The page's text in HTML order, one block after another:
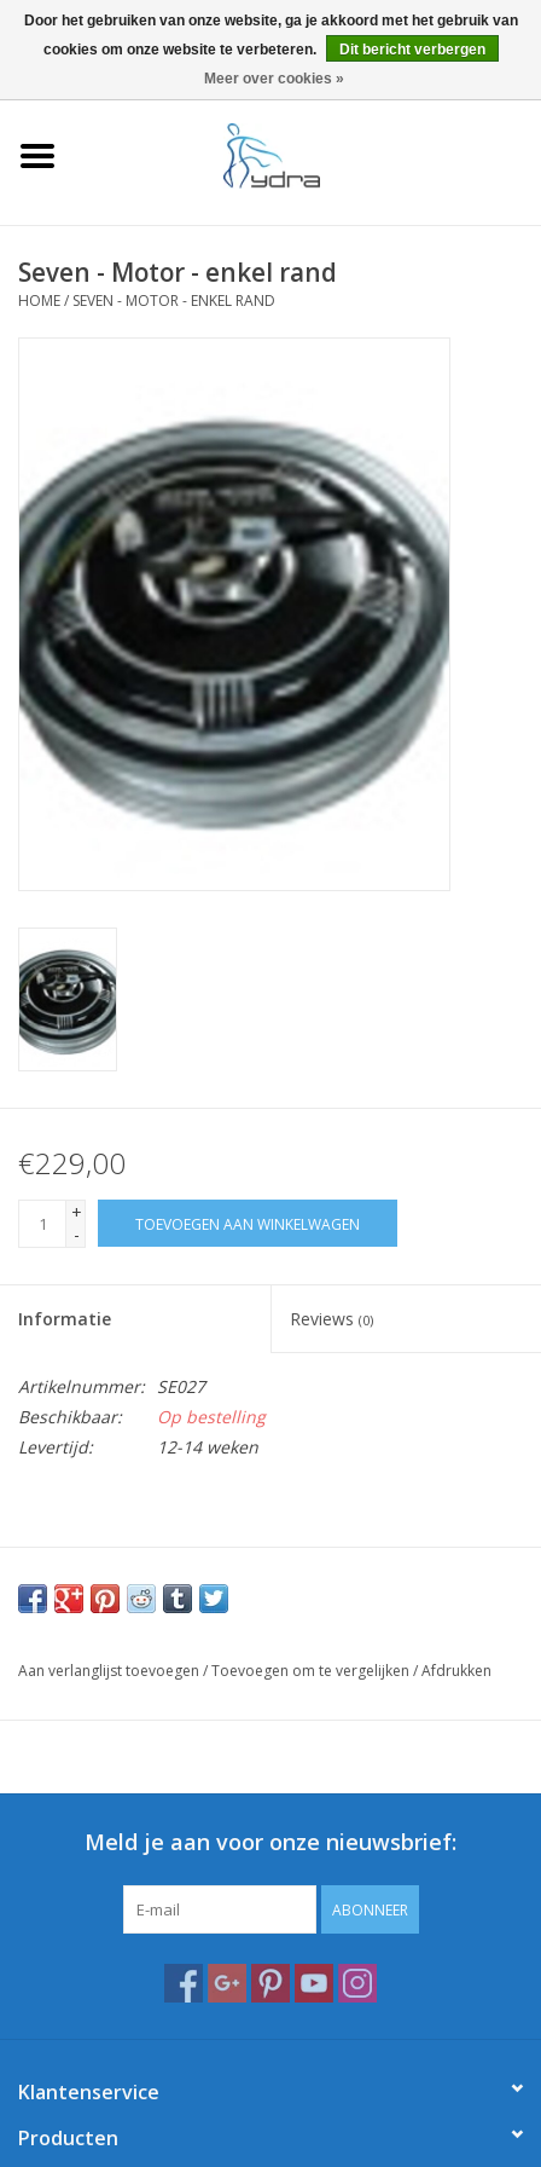
0 Artikelen - €0,00
Seven - Motor - enkel rand
HOME/ SEVEN - MOTOR - ENKEL RAND
€229,00
+
-
TOEVOEGEN AAN WINKELWAGEN
Informatie Reviews (0)
Artikelnummer: SE027
Beschikbaar:
Op bestelling
Levertijd:
12-14 weken
Aan verlanglijst toevoegen /Toevoegen om te vergelijken /Afdrukken
Meld je aan voor onze nieuwsbrief:
ABONNEER
Klantenservice
Producten
Door het gebruiken van onze website, ga je akkoord met het gebruik van
cookies om onze website te verbeteren.
Dit bericht verbergen
Meer over cookies »